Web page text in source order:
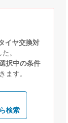
イヤ交換対
。
択中の条件
ます。
検索